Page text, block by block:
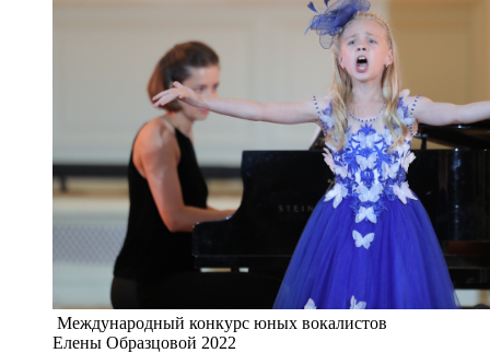
Международный конкурс юных вокалистов
Елены Образцовой 2022